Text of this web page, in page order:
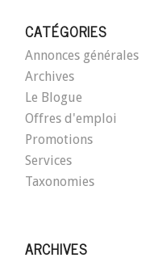
CATÉGORIES
Annonces générales
Archives
Le Blogue
Offres d'emploi
Promotions
Services
Taxonomies
ARCHIVES